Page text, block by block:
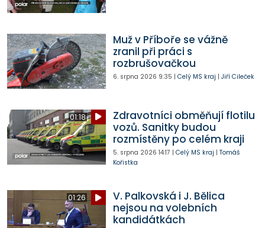
Muž v Příboře se vážně
zranil při práci s
rozbrušovačkou
6. srpna 2026 9:35 | Celý MS kraj | Jiří Cileček
01:18
Zdravotníci obměňují flotilu
vozů. Sanitky budou
rozmístěny po celém kraji
5. srpna 2026 14:17 | Celý MS kraj | Tomáš
Kořistka
01:26
V. Palkovská i J. Bělica
nejsou na volebních
kandidátkách